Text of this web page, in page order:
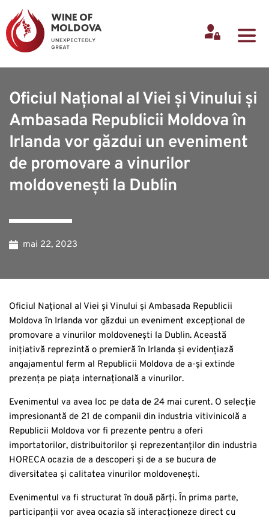
Oficiul Național al Viei și Vinului și
Ambasada Republicii Moldova în
Irlanda vor găzdui un eveniment
de promovare a vinurilor
moldovenești la Dublin
mai 22, 2023
Oficiul Național al Viei și Vinului și Ambasada Republicii
Moldova în Irlanda vor găzdui un eveniment excepțional de
promovare a vinurilor moldovenești la Dublin. Această
inițiativă reprezintă o premieră în Irlanda și evidențiază
angajamentul ferm al Republicii Moldova de a-și extinde
prezența pe piața internațională a vinurilor.
Evenimentul va avea loc pe data de 24 mai curent. O selecție
impresionantă de 21 de companii din industria vitivinicolă a
Republicii Moldova vor fi prezente pentru a oferi
importatorilor, distribuitorilor și reprezentanților din industria
HORECA ocazia de a descoperi și de a se bucura de
diversitatea și calitatea vinurilor moldovenești.
Evenimentul va fi structurat în două părți. În prima parte,
participanții vor avea ocazia să interacționeze direct cu